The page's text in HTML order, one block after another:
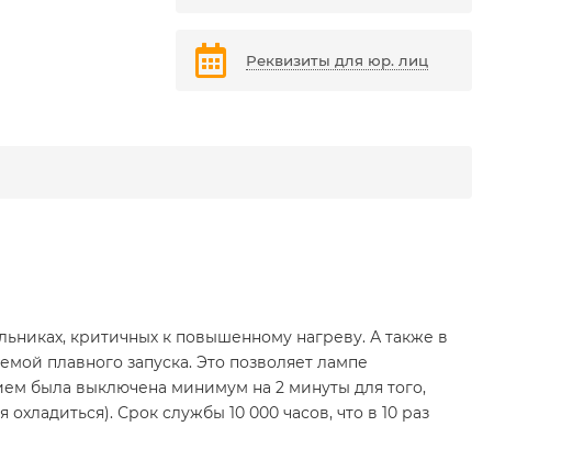
Реквизиты для юр. лиц
критичных к повышенному нагреву. А также в
плавного запуска. Это позволяет лампе
была выключена минимум на 2 минуты для того,
Срок службы 10 000 часов, что в 10 раз